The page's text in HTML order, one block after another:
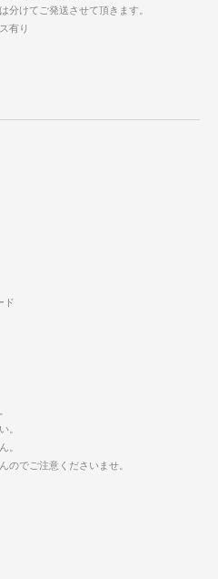
分けてご発送させて頂きます。
有り
ド
。
。
のでご注意くださいませ。